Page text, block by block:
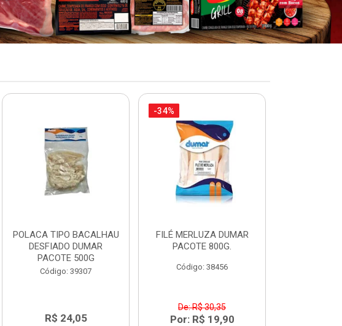
POLACA TIPO BACALHAU
DESFIADO DUMAR
PACOTE 500G
Código: 39307
R$ 24,05
-34%
FILÉ MERLUZA DUMAR
PACOTE 800G.
Código: 38456
De: R$ 30,35
Por: R$ 19,90